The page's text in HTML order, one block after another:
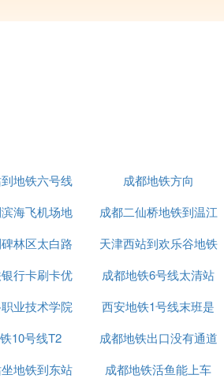
北辰道——职业答大学——淮河道
线(在建)、天津地铁Z2线(规划)
7号线(在建)昌凌路天津地铁10号
地铁六号线
成都地铁方向
海飞机场地
铁
成都二仙桥地铁到温江
怎么走
林区太白路
学地铁
天津西站到欢乐谷地铁
怎么坐车
行卡刷卡优
惠吗
成都地铁6号线太清站
业技术学院
铁正式
西安地铁1号线末班是
几点
10号线T2
成都地铁出口没有通道
功能
地铁到东站
成都地铁活鱼能上车